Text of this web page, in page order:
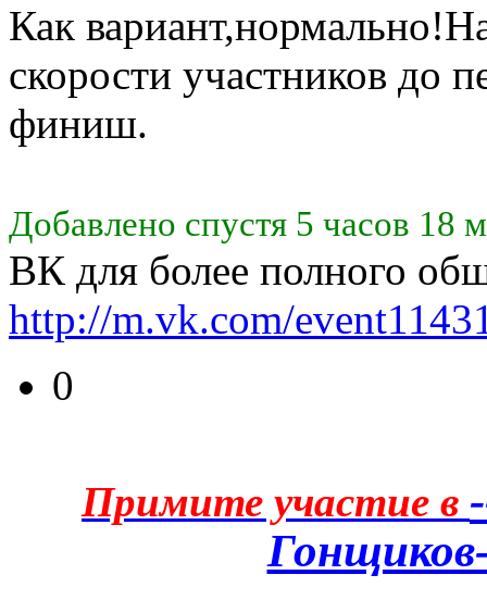
Как
скорости участников до
финиш.
Добавлено спустя 5 часов 18
ВК для более полного
http://m.vk.com/
0
Примите участие в